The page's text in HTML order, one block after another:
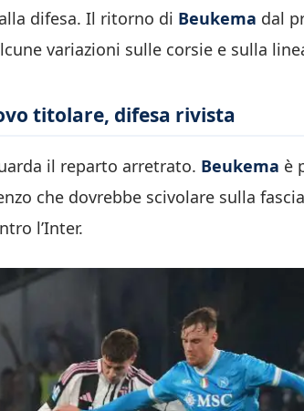
difesa. Il ritorno di Beukema dal
variazioni sulle corsie e sulla
titolare, difesa rivista
il reparto arretrato. Beukema è
che dovrebbe scivolare sulla
l’Inter.